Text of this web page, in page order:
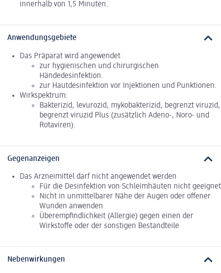
innerhalb von 1,5 Minuten.
Anwendungsgebiete
Das Präparat wird angewendet
zur hygienischen und chirurgischen
Händedesinfektion.
zur Hautdesinfektion vor Injektionen und Punktionen.
Wirkspektrum:
Bakterizid, levurozid, mykobakterizid, begrenzt viruzid,
begrenzt viruzid Plus (zusätzlich Adeno-, Noro- und
Rotaviren).
Gegenanzeigen
Das Arzneimittel darf nicht angewendet werden
Für die Desinfektion von Schleimhäuten nicht geeignet
Nicht in unmittelbarer Nähe der Augen oder offener
Wunden anwenden
Überempfindlichkeit (Allergie) gegen einen der
Wirkstoffe oder der sonstigen Bestandteile
Nebenwirkungen